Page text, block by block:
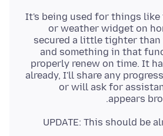
It's being used for things
or weather widget on
secured a little tighter
and something in that
properly renew on time. It
already, I'll share any
or will ask for
appears
UPDATE: This should be